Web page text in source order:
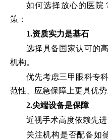
如何选择放心的医院
策：
1.资质实力是基石
选择具备国家认可的
机构。
优先考虑三甲眼科专
范性、应急保障上更具优势
2.尖端设备是保障
近视手术高度依赖先进
关注机构是否配备如